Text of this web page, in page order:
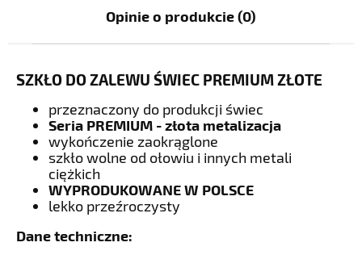
Opinie o produkcie (0)
SZKŁO DO ZALEWU ŚWIEC PREMIUM ZŁOTE
przeznaczony do produkcji świec
Seria PREMIUM - złota metalizacja
wykończenie zaokrąglone
szkło wolne od ołowiu i innych metali
ciężkich
WYPRODUKOWANE W POLSCE
lekko przeźroczysty
Dane techniczne: